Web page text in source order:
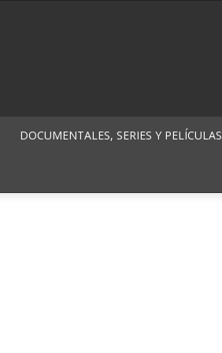
DOCUMENTALES, SERIES Y PELÍCULAS